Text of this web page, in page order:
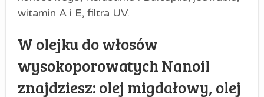
witamin A i E, filtra UV.
W olejku do włosów
wysokoporowatych Nanoil
znajdziesz: olej migdałowy, olej